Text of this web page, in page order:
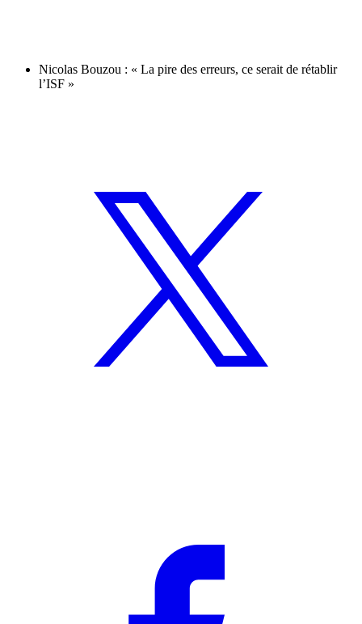
Nicolas Bouzou : « La pire des erreurs, ce serait de rétablir
l’ISF »